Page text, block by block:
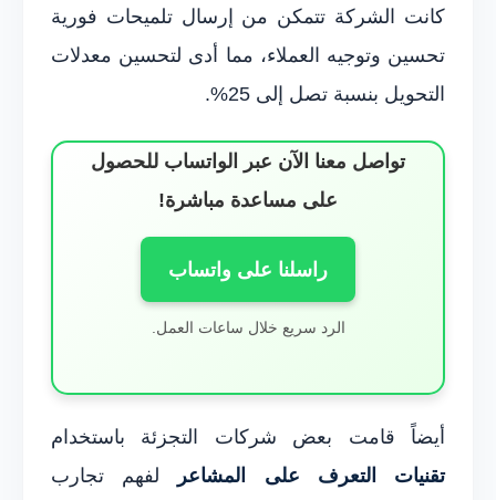
كانت الشركة تتمكن من إرسال تلميحات فورية
تحسين وتوجيه العملاء، مما أدى لتحسين معدلات
التحويل بنسبة تصل إلى 25%.
تواصل معنا الآن عبر الواتساب للحصول
على مساعدة مباشرة!
راسلنا على واتساب
الرد سريع خلال ساعات العمل.
أيضاً قامت بعض شركات التجزئة باستخدام
تقنيات التعرف على المشاعر
لفهم تجارب